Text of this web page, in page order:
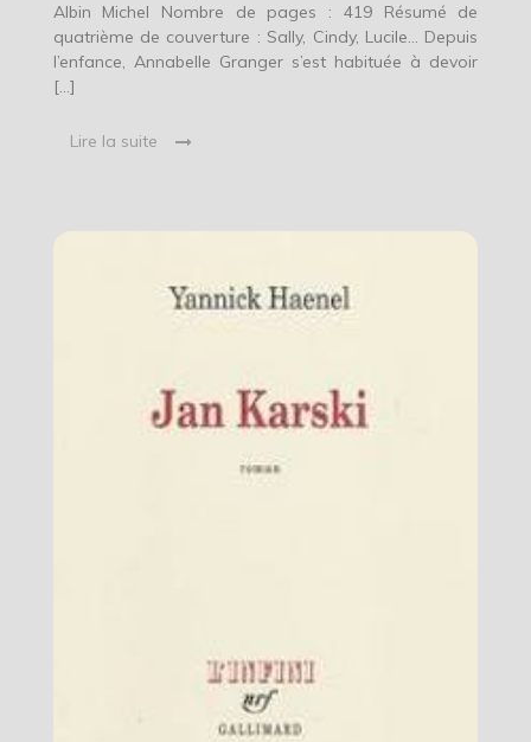
Albin Michel Nombre de pages : 419 Résumé de
quatrième de couverture : Sally, Cindy, Lucile… Depuis
l’enfance, Annabelle Granger s’est habituée à devoir
[…]
Lire la suite